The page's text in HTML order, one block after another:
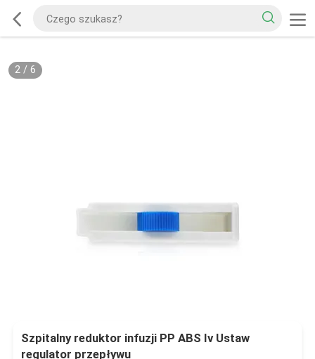
2/ 6
Szpitalny reduktor infuzji PP ABS Iv Ustaw
regulator przepływu